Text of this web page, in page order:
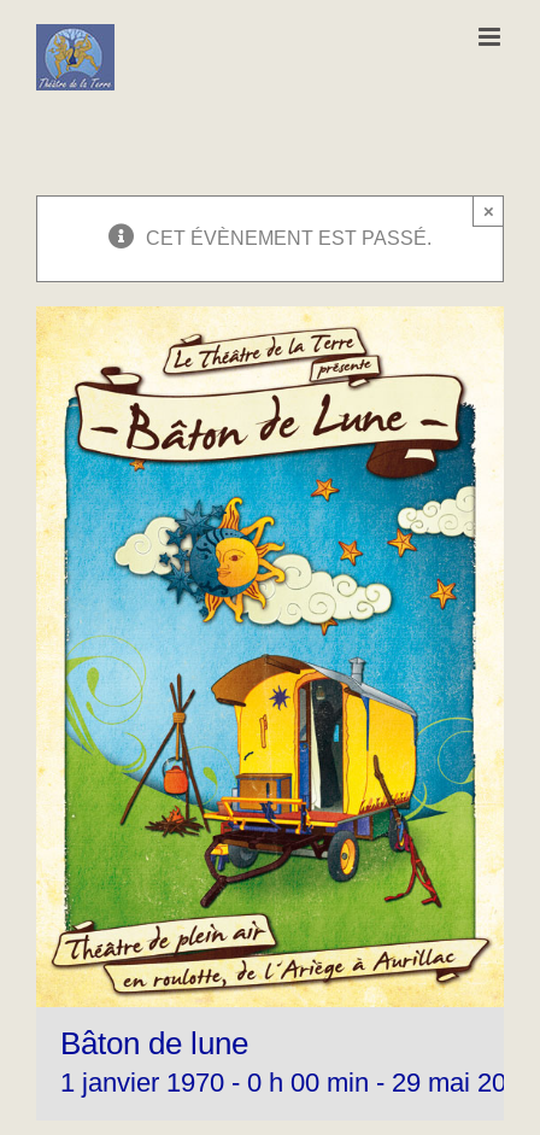
contenu
CET ÉVÈNEMENT EST PASSÉ.
×
Bâton de lune
1 janvier 1970 - 0 h 00 min - 29 mai